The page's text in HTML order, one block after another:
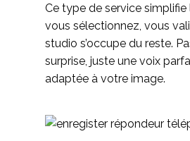
Ce type de service simplifie
vous sélectionnez, vous
studio s’occupe du reste.
surprise, juste une voix
adaptée à votre image.